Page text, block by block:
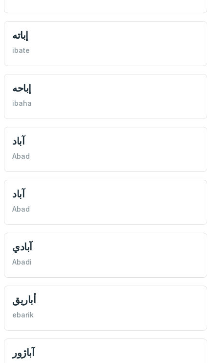
إباته
ibate
إباحه
ibaha
آباد
Abad
آباد
Abad
آبادي
Abadi
أباريق
ebarik
آباژور